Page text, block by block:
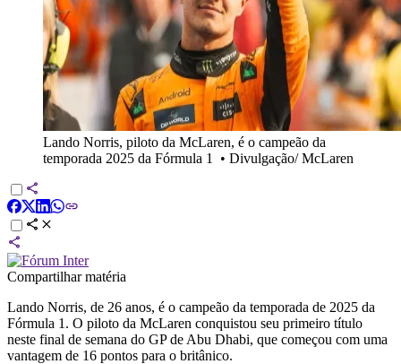
Lando Norris, piloto da McLaren, é o campeão da
temporada 2025 da Fórmula 1
• Divulgação/ McLaren
Compartilhar matéria
Lando Norris, de 26 anos, é o campeão da temporada de 2025 da
Fórmula 1. O piloto da McLaren conquistou seu primeiro título
neste final de semana do GP de Abu Dhabi, que começou com uma
vantagem de 16 pontos para o britânico.